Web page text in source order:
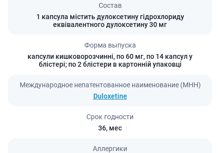
Состав
1 капсула містить дулоксетину гідрохлориду
еквівалентного дулоксетину 30 мг
Форма выпуска
капсули кишковорозчинні, по 60 мг, по 14 капсул у
блістері; по 2 блістери в картонній упаковці
Международное непатентованное наименование (МНН)
Duloxetine
Срок годности
36, мес
Аллергики